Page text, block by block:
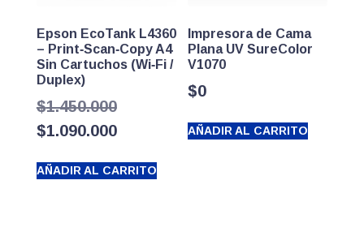
Epson EcoTank L4360
– Print‑Scan‑Copy A4
Sin Cartuchos (Wi‑Fi /
Duplex)
$1.450.000El
precio
era:
$1.090.000El
actual
AÑADIR AL CARRITO
Impresora de Cama
Plana UV SureColor
V1070
$0
AÑADIR AL CARRITO